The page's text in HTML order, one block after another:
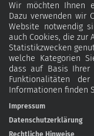
Wir möchten Ihnen
Dazu verwenden wir
Website notwendig
auch Cookies, die zur
Statistikzwecken
welche Kategorien
dass auf Basis Ihrer
Funktionalitäten
Informationen finden
Impressum
Datenschutzerklärung